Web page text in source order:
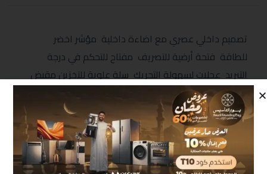
تصميم داخلي عصري مع اضاءة داخلية مؤشر اخضر
للطاقة فتحة أرضية للتصريف مفتاح للتحكم في درجة
التبريد عجلات لسهولة التحريك سلة علوية للتخزين مقبض
يدوي مع قفل ضد عبث الأطفال فريون صديق البيئة الابعاد
(MM) 850*820*555